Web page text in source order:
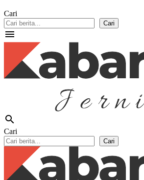
Cari
Cari
menu
search
Cari
Cari